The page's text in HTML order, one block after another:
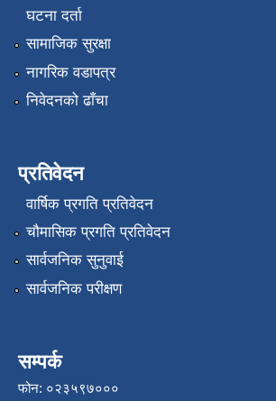
घटना दर्ता
सामाजिक सुरक्षा
नागरिक वडापत्र
निवेदनको ढाँचा
प्रतिवेदन
वार्षिक प्रगति प्रतिवेदन
चौमासिक प्रगति प्रतिवेदन
सार्वजनिक सुनुवाई
सार्वजनिक परीक्षण
सम्पर्क
फोन: ०२३५९७०००